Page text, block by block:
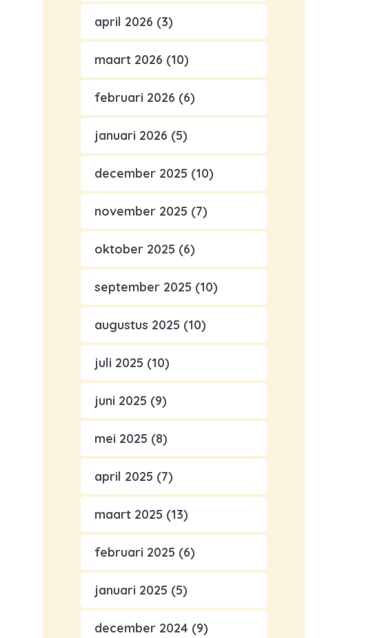
april 2026 (3)
maart 2026 (10)
februari 2026 (6)
januari 2026 (5)
december 2025 (10)
november 2025 (7)
oktober 2025 (6)
september 2025 (10)
augustus 2025 (10)
juli 2025 (10)
juni 2025 (9)
mei 2025 (8)
april 2025 (7)
maart 2025 (13)
februari 2025 (6)
januari 2025 (5)
december 2024 (9)